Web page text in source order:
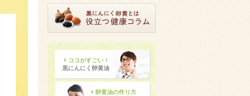
ココがすごい！
黒にんにく卵黄油
卵黄油の作り方